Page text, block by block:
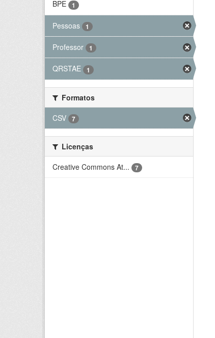
BPE 1
Pessoas 1
Professor 1
QRSTAE 1
Formatos
CSV
7
Licenças
Creative Commons At...
7